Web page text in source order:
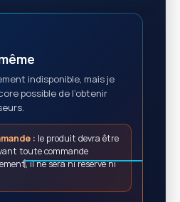
indisponible, mais je
possible de l’obtenir
: le produit devra être
toute commande
il ne sera ni réservé ni